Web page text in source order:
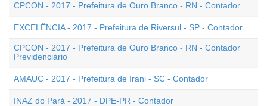
CPCON - 2017 - Prefeitura de Ouro Branco - RN - Contador
EXCELÊNCIA - 2017 - Prefeitura de Riversul - SP - Contador
CPCON - 2017 - Prefeitura de Ouro Branco - RN - Contador
Previdenciário
AMAUC - 2017 - Prefeitura de Irani - SC - Contador
INAZ do Pará - 2017 - DPE-PR - Contador